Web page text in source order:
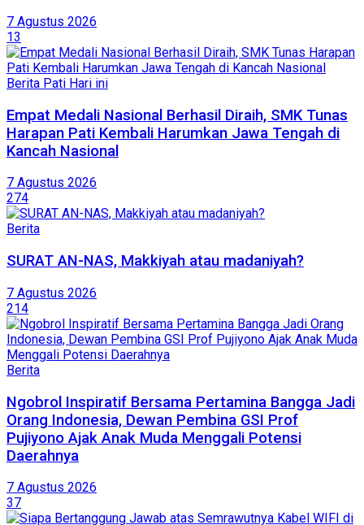
7 Agustus 2026
13
Berita Pati Hari ini
Empat Medali Nasional Berhasil Diraih, SMK Tunas
Harapan Pati Kembali Harumkan Jawa Tengah di
Kancah Nasional
7 Agustus 2026
274
Berita
SURAT AN-NAS, Makkiyah atau madaniyah?
7 Agustus 2026
214
Berita
Ngobrol Inspiratif Bersama Pertamina Bangga Jadi
Orang Indonesia, Dewan Pembina GSI Prof
Pujiyono Ajak Anak Muda Menggali Potensi
Daerahnya
7 Agustus 2026
37